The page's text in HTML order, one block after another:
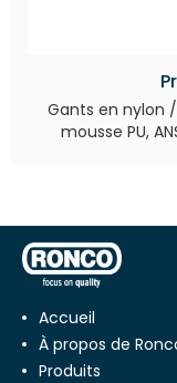
Gants en nylon
mousse PU,
Accueil
À propos de
Produits